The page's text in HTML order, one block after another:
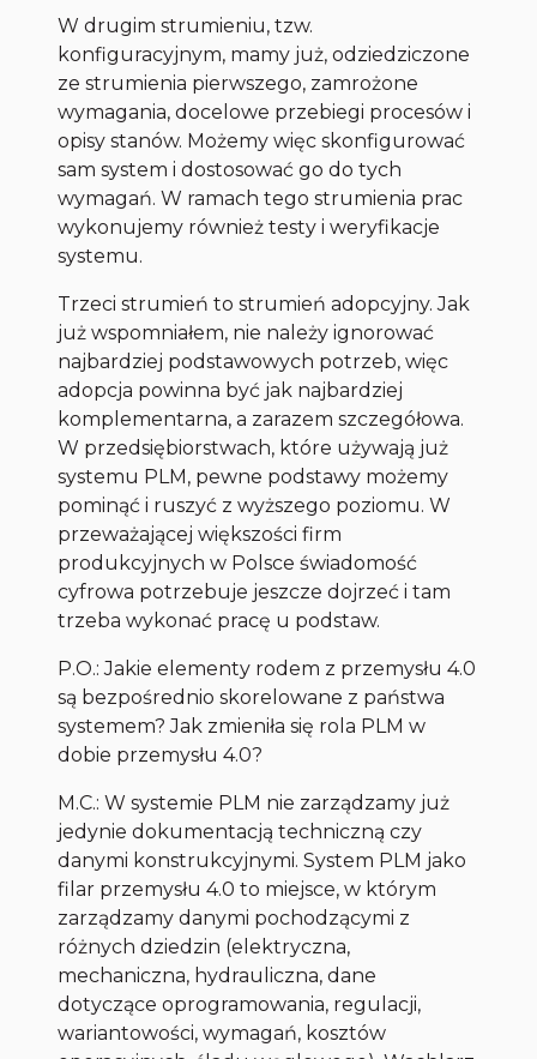
W drugim strumieniu, tzw.
konfiguracyjnym, mamy już, odziedziczone
ze strumienia pierwszego, zamrożone
wymagania, docelowe przebiegi procesów i
opisy stanów. Możemy więc skonfigurować
sam system i dostosować go do tych
wymagań. W ramach tego strumienia prac
wykonujemy również testy i weryfikacje
systemu.
Trzeci strumień to strumień adopcyjny. Jak
już wspomniałem, nie należy ignorować
najbardziej podstawowych potrzeb, więc
adopcja powinna być jak najbardziej
komplementarna, a zarazem szczegółowa.
W przedsiębiorstwach, które używają już
systemu PLM, pewne podstawy możemy
pominąć i ruszyć z wyższego poziomu. W
przeważającej większości firm
produkcyjnych w Polsce świadomość
cyfrowa potrzebuje jeszcze dojrzeć i tam
trzeba wykonać pracę u podstaw.
P.O.: Jakie elementy rodem z przemysłu 4.0
są bezpośrednio skorelowane z państwa
systemem? Jak zmieniła się rola PLM w
dobie przemysłu 4.0?
M.C.: W systemie PLM nie zarządzamy już
jedynie dokumentacją techniczną czy
danymi konstrukcyjnymi. System PLM jako
filar przemysłu 4.0 to miejsce, w którym
zarządzamy danymi pochodzącymi z
różnych dziedzin (elektryczna,
mechaniczna, hydrauliczna, dane
dotyczące oprogramowania, regulacji,
wariantowości, wymagań, kosztów